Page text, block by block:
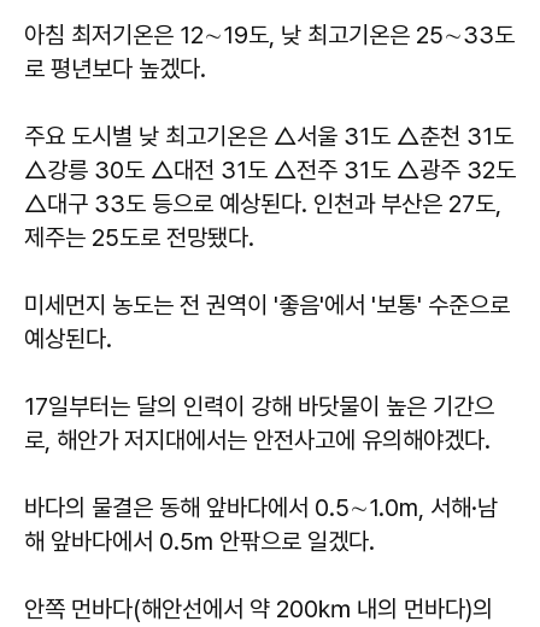
아침 최저기온은 12∼19도, 낮 최고기온은 25∼33도
로 평년보다 높겠다.
주요 도시별 낮 최고기온은 △서울 31도 △춘천 31도
△강릉 30도 △대전 31도 △전주 31도 △광주 32도
△대구 33도 등으로 예상된다. 인천과 부산은 27도,
제주는 25도로 전망됐다.
미세먼지 농도는 전 권역이 '좋음'에서 '보통' 수준으로
예상된다.
17일부터는 달의 인력이 강해 바닷물이 높은 기간으
로, 해안가 저지대에서는 안전사고에 유의해야겠다.
바다의 물결은 동해 앞바다에서 0.5∼1.0m, 서해·남
해 앞바다에서 0.5m 안팎으로 일겠다.
안쪽 먼바다(해안선에서 약 200㎞ 내의 먼바다)의